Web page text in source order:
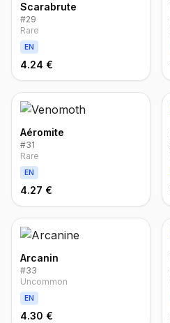
Scarabrute
#29
Rare
EN
4.24 €
Aéromite
#31
Rare
EN
4.27 €
Arcanin
#33
Uncommon
EN
4.30 €